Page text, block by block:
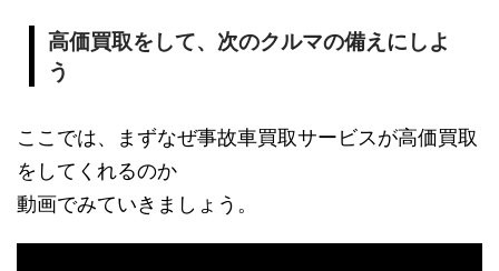
高価買取をして、次のクルマの備えにしよ
う
ここでは、まずなぜ事故車買取サービスが高価買取
をしてくれるのか
動画でみていきましょう。